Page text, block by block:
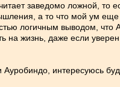
заведомо ложной, то
а то что мой ум еще
логичным выводом, что
на жизнь, даже если уверен
интересуюсь